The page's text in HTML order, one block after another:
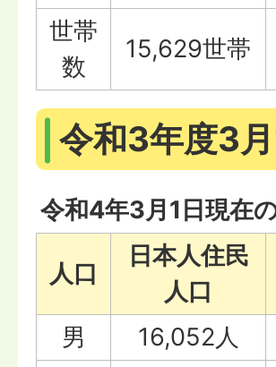
世帯
数
15,629世帯
令和3年度3
令和4年3月1日現在
人口
日本人住民
人口
男
16,052人